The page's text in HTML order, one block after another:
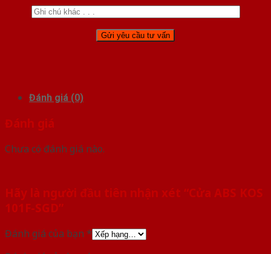
Đánh giá (0)
Đánh giá
Chưa có đánh giá nào.
Hãy là người đầu tiên nhận xét “Cửa ABS KOS
101F-SGD”
Đánh giá của bạn *